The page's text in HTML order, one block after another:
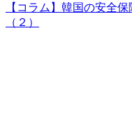
【コラム】韓国の安全
（２）